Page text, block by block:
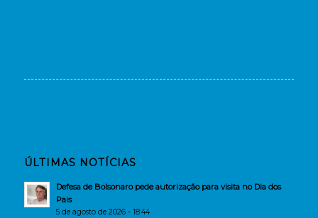
ÚLTIMAS NOTÍCIAS
Defesa de Bolsonaro pede autorização para visita no Dia dos
Pais
5 de agosto de 2026 - 18:44